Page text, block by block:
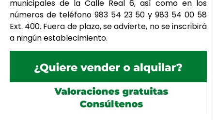
municipales de la Calle Real 6, así como en los
números de teléfono 983 54 23 50 y 983 54 00 58
Ext. 400. Fuera de plazo, se advierte, no se inscribirá
a ningún establecimiento.